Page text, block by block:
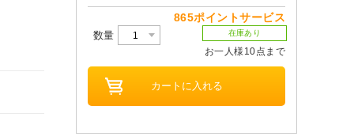
865ポイントサービス
数量 在庫あり
お一人様10点まで